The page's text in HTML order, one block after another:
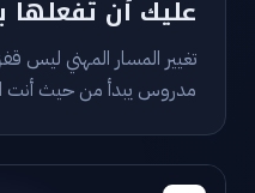
عليك أن تفعلها
تغيير المسار المهني ليس
مدروس يبدأ من حيث أنت